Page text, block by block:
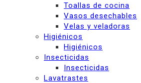
Toallas de cocina
Vasos desechables
Velas y veladoras
Higiénicos
Higiénicos
Insecticidas
Insecticidas
Lavatrastes